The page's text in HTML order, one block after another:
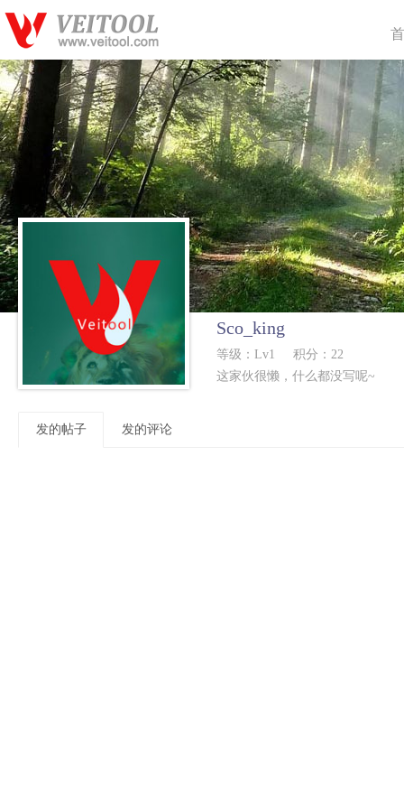
Sco_king
等级：Lv1
积分：22
这家伙很懒，什么都没写呢~
发的帖子 发的评论